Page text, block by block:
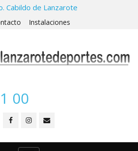
Cabildo de Lanzarote
Instalaciones
00